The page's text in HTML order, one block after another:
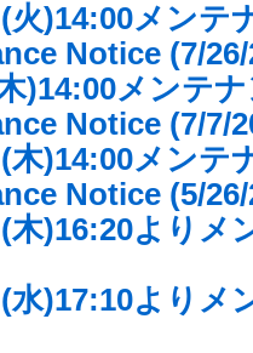
火)14:00メンテ
Notice (7/26/
)14:00メンテ
Notice (7/7/
木)14:00メンテ
Notice (5/26/
木)16:20よりメ
水)17:10よりメ